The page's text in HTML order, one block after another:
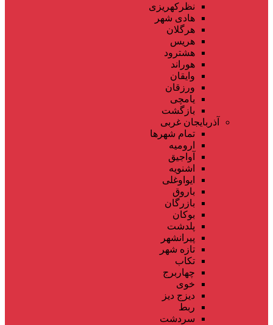
نظرکهریزی
هادی شهر
هرگلان
هریس
هشترود
هوراند
وایقان
ورزقان
یامچی
بازگشت
آذربایجان غربی
تمام شهر‌ها
ارومیه
آواجیق
اشنویه
ایواوغلی
باروق
بازرگان
بوکان
پلدشت
پیرانشهر
تازه شهر
تکاب
چهاربرج
خوی
دیزج دیز
ربط
سردشت